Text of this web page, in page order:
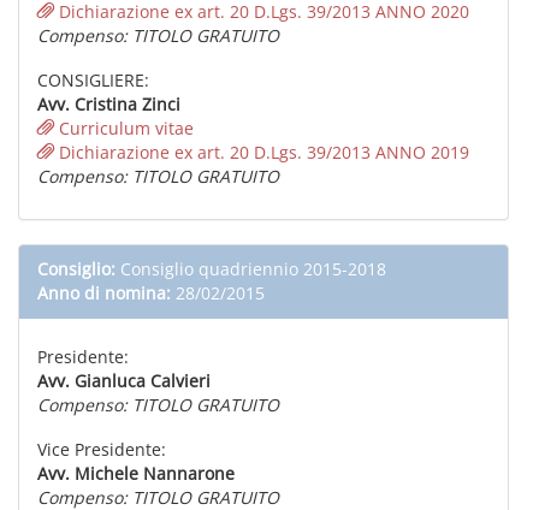
Dichiarazione ex art. 20 D.Lgs. 39/2013 ANNO 2020
Compenso: TITOLO GRATUITO
CONSIGLIERE:
Avv. Cristina Zinci
Curriculum vitae
Dichiarazione ex art. 20 D.Lgs. 39/2013 ANNO 2019
Compenso: TITOLO GRATUITO
Consiglio: Consiglio quadriennio 2015-2018
Anno di nomina: 28/02/2015
Presidente:
Avv. Gianluca Calvieri
Compenso: TITOLO GRATUITO
Vice Presidente:
Avv. Michele Nannarone
Compenso: TITOLO GRATUITO